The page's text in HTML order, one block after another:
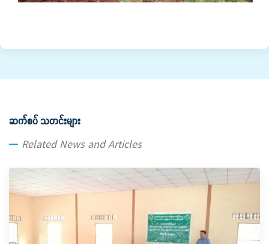
ဆက်စပ် သတင်းများ
Related News and Articles